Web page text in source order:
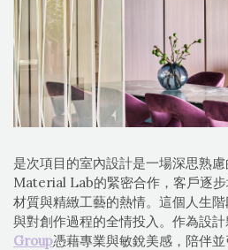
是次項目的室內設計是一場深思熟
Material Lab的緊密合作，客戶逐
材質與精緻工藝的熱情。這個人生
與對創作過程的全情投入。作為設
Group憑藉專業與敏銳美感，陪伴